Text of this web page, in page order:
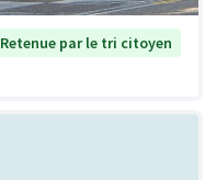
Retenue par le tri citoyen